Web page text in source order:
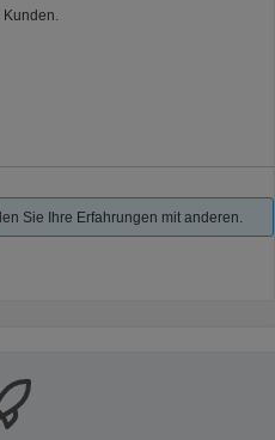
Kunden.
Sie Ihre Erfahrungen mit anderen.